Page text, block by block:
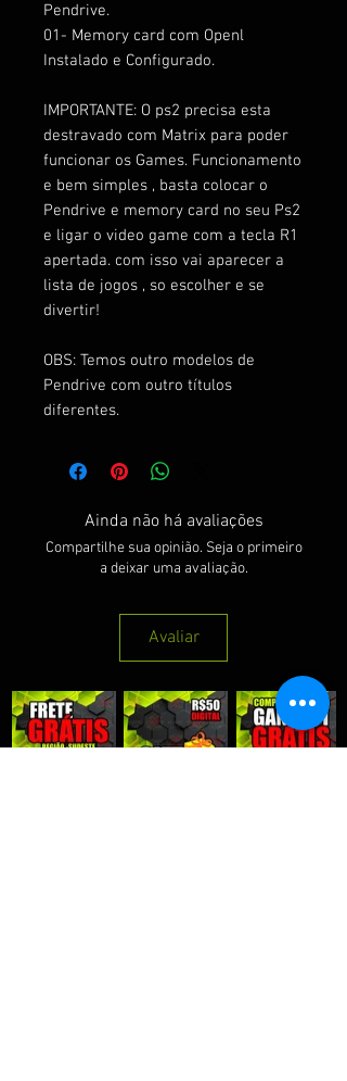
Pendrive.
01- Memory card com Openl
Instalado e Configurado.
IMPORTANTE: O ps2 precisa esta
destravado com Matrix para poder
funcionar os Games. Funcionamento
e bem simples , basta colocar o
Pendrive e memory card no seu Ps2
e ligar o video game com a tecla R1
apertada. com isso vai aparecer a
lista de jogos , so escolher e se
divertir!
OBS: Temos outro modelos de
Pendrive com outro títulos
diferentes.
Ainda não há avaliações
Compartilhe sua opinião. Seja o primeiro
a deixar uma avaliação.
Avaliar